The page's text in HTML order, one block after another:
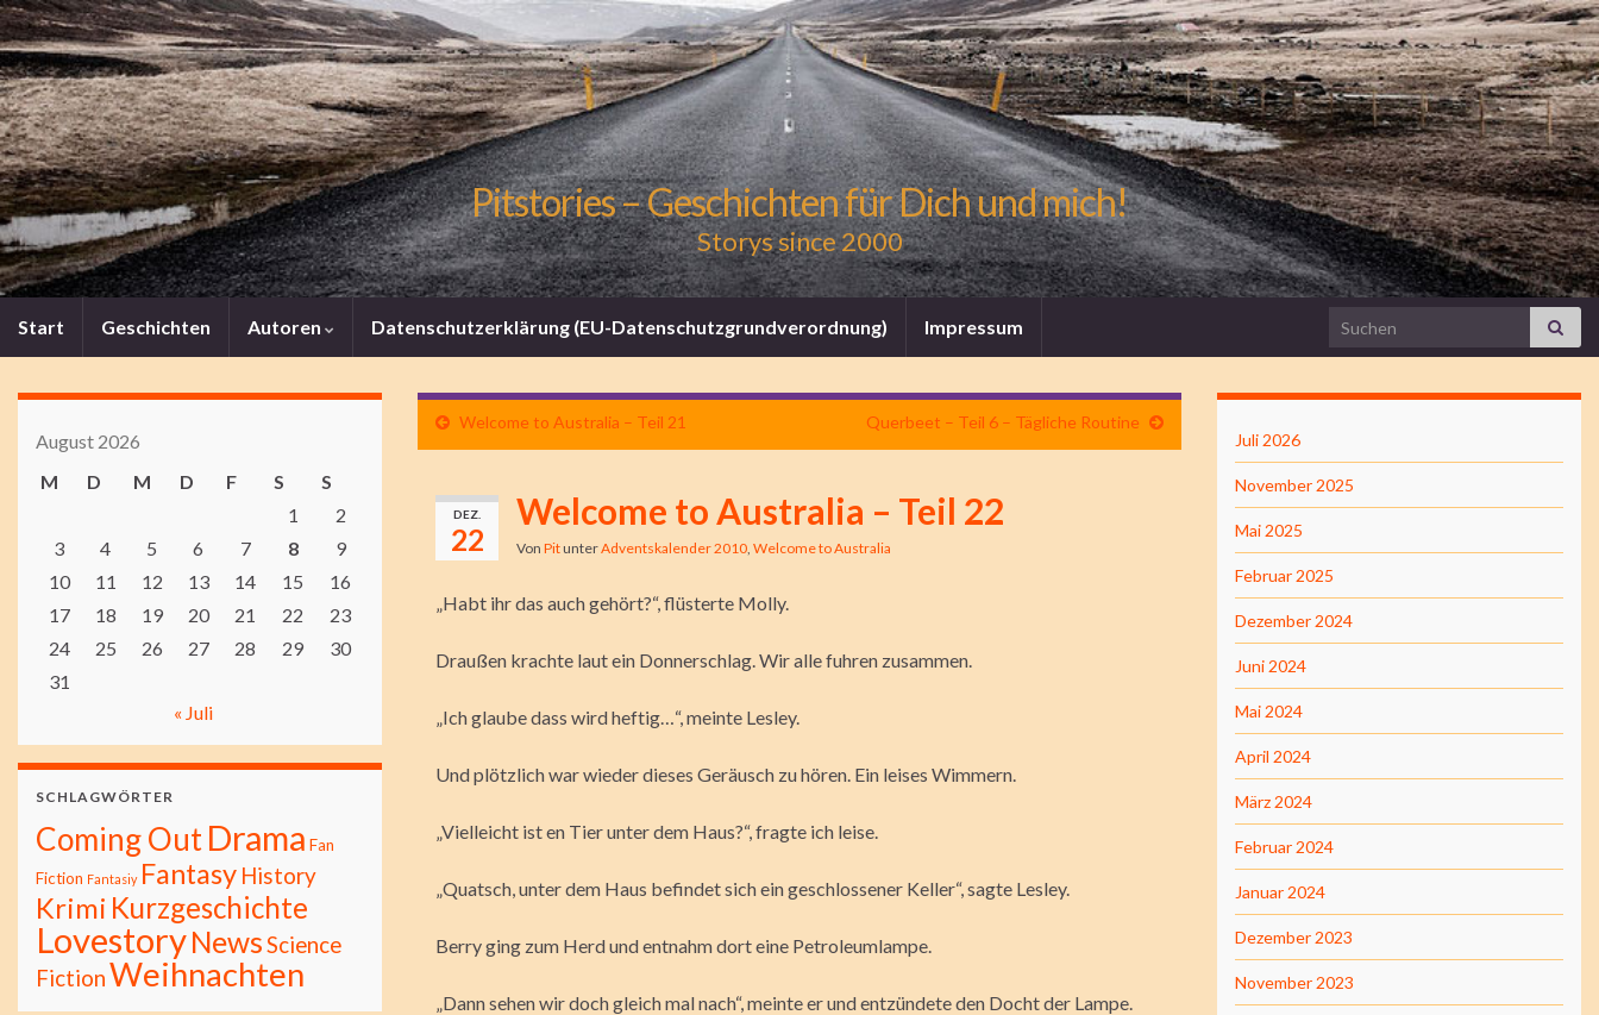
Pitstories – Geschichten für Dich und mich!
Storys since 2000
Start Geschichten Autoren Datenschutzerklärung (EU-Datenschutzgrundverordnung) Impressum Search for:
Welcome to Australia – Teil 21 Querbeet – Teil 6 – Tägliche Routine
DEZ.
22
Welcome to Australia – Teil 22
Von PitunterAdventskalender 2010, Welcome to Australia
„Habt ihr das auch gehört?“, flüsterte Molly.
Draußen krachte laut ein Donnerschlag. Wir alle fuhren zusammen.
„Ich glaube dass wird heftig…“, meinte Lesley.
Und plötzlich war wieder dieses Geräusch zu hören. Ein leises Wimmern.
„Vielleicht ist en Tier unter dem Haus?“, fragte ich leise.
„Quatsch, unter dem Haus befindet sich ein geschlossener Keller“, sagte Lesley.
Berry ging zum Herd und entnahm dort eine Petroleumlampe.
„Dann sehen wir doch gleich mal nach“, meinte er und entzündete den Docht der Lampe.
August 2026
M
D M D F S
S
1
2
3
4 5 6 7 8
9
10
11 12 13 14 15
16
17
18 19 20 21 22
23
24
25 26 27 28 29
30
31
« Juli
SCHLAGWÖRTER
Coming OutDrama Fan
Fiction Fantasiy Fantasy History
Krimi Kurzgeschichte
LovestoryNewsScience
FictionWeihnachten
Juli 2026
November 2025
Mai 2025
Februar 2025
Dezember 2024
Juni 2024
Mai 2024
April 2024
März 2024
Februar 2024
Januar 2024
Dezember 2023
November 2023